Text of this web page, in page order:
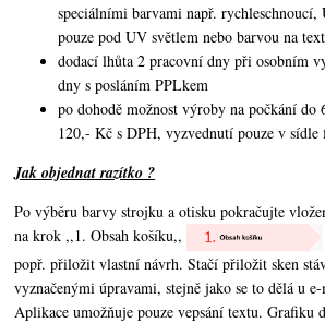
speciálními barvami např.
pouze pod UV světlem nebo barvou na
dodací lhůta 2 pracovní dny při osobním
dny s posláním PPLkem
po dohodě možnost výroby na počkání
120,- Kč s DPH, vyzvednutí pouze v
Jak objednat razítko ?
Po výběru barvy strojku a otisku pokračujte
na krok ,,1. Obsah košíku,,
popř. přiložit vlastní návrh. Stačí přiložit sken
vyznačenými úpravami, stejně jako se to dělá u
Aplikace umožňuje pouze vepsání textu. Grafiku